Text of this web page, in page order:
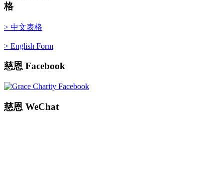
格
> 中文表格
> English Form
慈恩 Facebook
慈恩 WeChat